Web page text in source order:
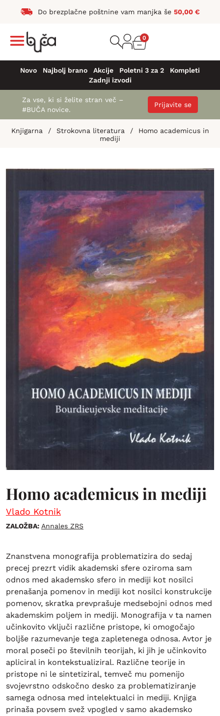
Do brezplačne poštnine vam manjka še 50,00 €
0
Novo Najbolj brano Akcije Poletni 3 za 2
Kompleti
Zadnji izvodi
Za vse, ki si želite stran več –
#BUČA novice.
Prijavite se
Knjigarna / Strokovna literatura /
Homo academicus in
mediji
Homo academicus in mediji
Vlado Kotnik
ZALOŽBA: Annales ZRS
Znanstvena monografija problematizira do sedaj
precej prezrt vidik akademski sfere oziroma sam
odnos med akademsko sfero in mediji kot nosilci
prenašanja pomenov in mediji kot nosilci konstrukcije
pomenov, skratka prevprašuje medsebojni odnos med
akademskim poljem in mediji. Monografija v ta namen
učinkovito vključi različne pristope, ki omogočajo
boljše razumevanje tega zapletenega odnosa. Avtor je
moral poseči po številnih teorijah, ki jih je učinkovito
apliciral in kontekstualiziral. Različne teorije in
pristope ni le sintetiziral, temveč mu pomenijo
svojevrstno odskočno desko za problematiziranje
samega odnosa med intelektualci in mediji. Knjiga
prinaša povsem svež vpogled v samo akademsko